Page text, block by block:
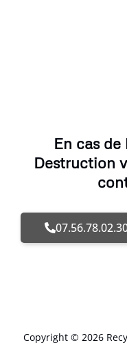
En cas
Destruction
Copyright © 2026